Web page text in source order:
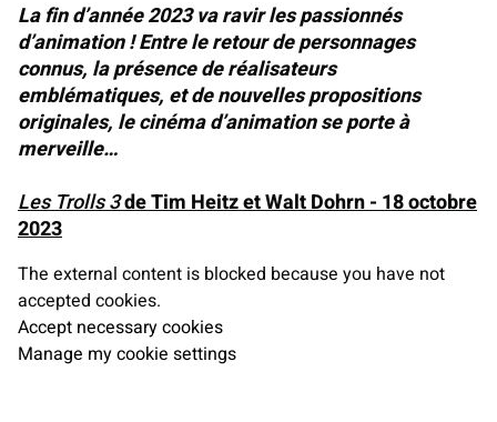
La fin d’année 2023 va ravir les passionnés
d’animation ! Entre le retour de personnages
connus, la présence de réalisateurs
emblématiques, et de nouvelles propositions
originales, le cinéma d’animation se porte à
merveille…
Les Trolls 3de Tim Heitz et Walt Dohrn - 18 octobre
2023
The external content is blocked because you have not
accepted cookies.
Accept necessary cookies
Manage my cookie settings